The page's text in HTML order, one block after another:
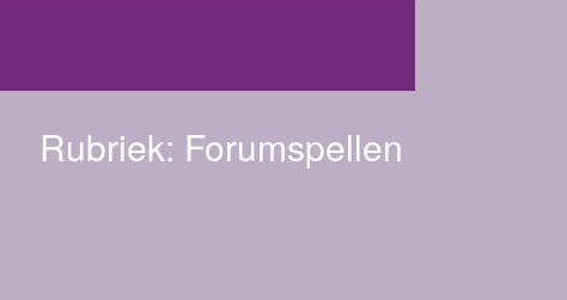
Rubriek: Forumspellen